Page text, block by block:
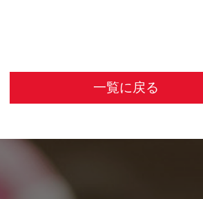
一覧に戻る